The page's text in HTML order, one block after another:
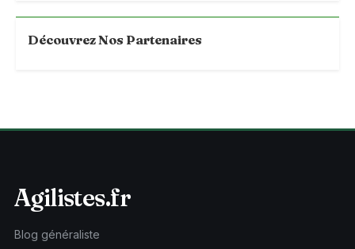
Découvrez Nos Partenaires
Agilistes.fr
Blog généraliste